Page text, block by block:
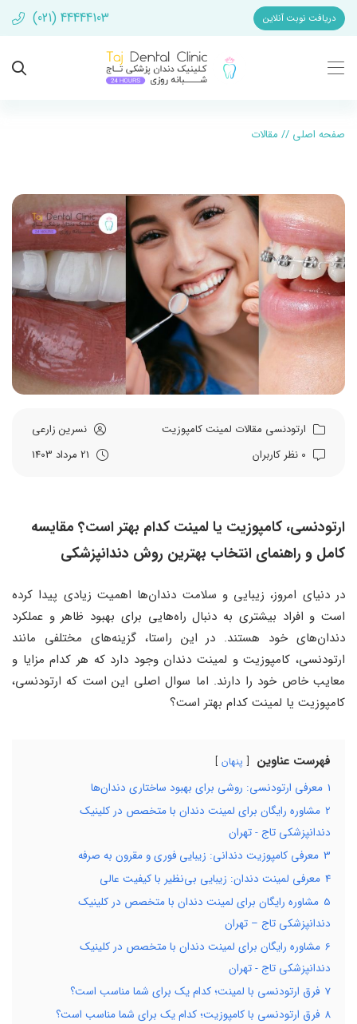
دریافت نوبت آنلاین (021) 44444103
صفحه اصلی // مقالات
ارتودنسی مقالات لمینتکامپوزیت
نسرین زارعی
ارتودنسی، کامپوزیت یا لمینت کدام بهتر است؟ مقایسه
کامل و راهنمای انتخاب بهترین روش دندانپزشکی
در دنیای امروز، زیبایی و سلامت دندان‌ها اهمیت زیادی پیدا کرده
است و افراد بیشتری به دنبال راه‌هایی برای بهبود ظاهر و عملکرد
دندان‌های خود هستند. در این راستا، گزینه‌های مختلفی مانند
ارتودنسی، کامپوزیت و لمینت دندان وجود دارد که هر کدام مزایا و
معایب خاص خود را دارند. اما سوال اصلی این است که ارتودنسی،
کامپوزیت یا لمینت کدام بهتر است؟
فهرست عناوین پنهان
1 معرفی ارتودنسی: روشی برای بهبود ساختاری دندان‌ها
2 مشاوره رایگان برای لمینت دندان با متخصص در کلینیک
دندانپزشکی تاج - تهران
3 معرفی کامپوزیت دندانی: زیبایی فوری و مقرون به صرفه
4 معرفی لمینت دندان: زیبایی بی‌نظیر با کیفیت عالی
5 مشاوره رایگان برای لمینت دندان با متخصص در کلینیک
دندانپزشکی تاج – تهران
6 مشاوره رایگان برای لمینت دندان با متخصص در کلینیک
دندانپزشکی تاج - تهران
7 فرق ارتودنسی با لمینت؛ کدام یک برای شما مناسب است؟
8 فرق ارتودنسی با کامپوزیت؛ کدام یک برای شما مناسب است؟